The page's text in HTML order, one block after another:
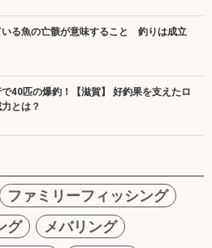
いる魚の亡骸が意味すること 釣りは成立
40匹の爆釣！【滋賀】 好釣果を支えたロ
とは？
ファミリーフィッシング
グ
メバリング